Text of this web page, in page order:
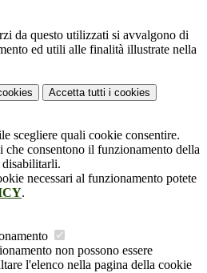
da questo utilizzati si avvalgono di
ed utili alle finalità illustrate nella
Accetta tutti i cookies
scegliere quali cookie consentire.
che consentono il funzionamento della
disabilitarli.
necessari al funzionamento potete
.
non possono essere
l'elenco nella pagina della cookie